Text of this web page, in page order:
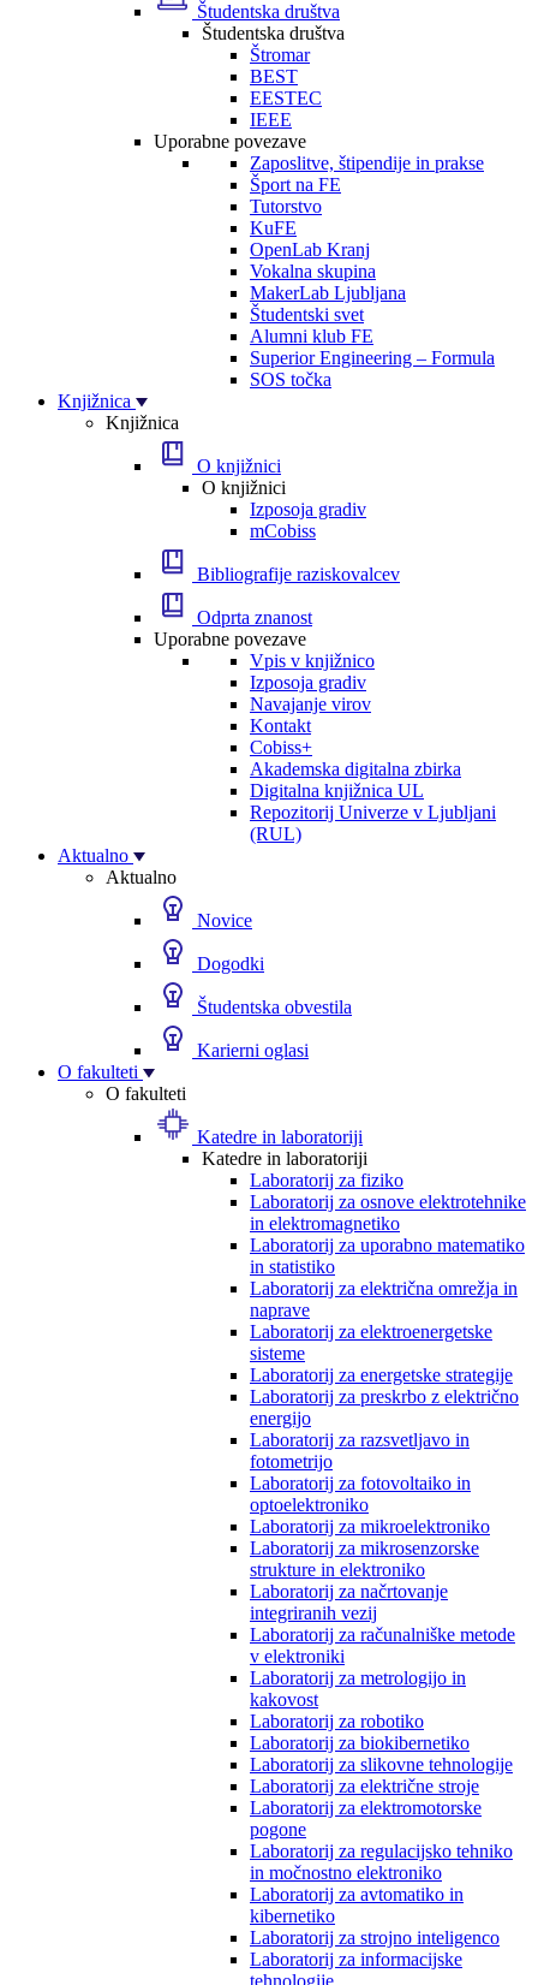
Študentska društva
Študentska društva
Štromar
BEST
EESTEC
IEEE
Uporabne povezave
Zaposlitve, štipendije in prakse
Šport na FE
Tutorstvo
KuFE
OpenLab Kranj
Vokalna skupina
MakerLab Ljubljana
Študentski svet
Alumni klub FE
Superior Engineering – Formula
SOS točka
Knjižnica
Knjižnica
O knjižnici
O knjižnici
Izposoja gradiv
mCobiss
Bibliografije raziskovalcev
Odprta znanost
Uporabne povezave
Vpis v knjižnico
Izposoja gradiv
Navajanje virov
Kontakt
Cobiss+
Akademska digitalna zbirka
Digitalna knjižnica UL
Repozitorij Univerze v Ljubljani
(RUL)
Aktualno
Aktualno
Novice
Dogodki
Študentska obvestila
Karierni oglasi
O fakulteti
O fakulteti
Katedre in laboratoriji
Katedre in laboratoriji
Laboratorij za fiziko
Laboratorij za osnove elektrotehnike
in elektromagnetiko
Laboratorij za uporabno matematiko
in statistiko
Laboratorij za električna omrežja in
naprave
Laboratorij za elektroenergetske
sisteme
Laboratorij za energetske strategije
Laboratorij za preskrbo z električno
energijo
Laboratorij za razsvetljavo in
fotometrijo
Laboratorij za fotovoltaiko in
optoelektroniko
Laboratorij za mikroelektroniko
Laboratorij za mikrosenzorske
strukture in elektroniko
Laboratorij za načrtovanje
integriranih vezij
Laboratorij za računalniške metode
v elektroniki
Laboratorij za metrologijo in
kakovost
Laboratorij za robotiko
Laboratorij za biokibernetiko
Laboratorij za slikovne tehnologije
Laboratorij za električne stroje
Laboratorij za elektromotorske
pogone
Laboratorij za regulacijsko tehniko
in močnostno elektroniko
Laboratorij za avtomatiko in
kibernetiko
Laboratorij za strojno inteligenco
Laboratorij za informacijske
tehnologije